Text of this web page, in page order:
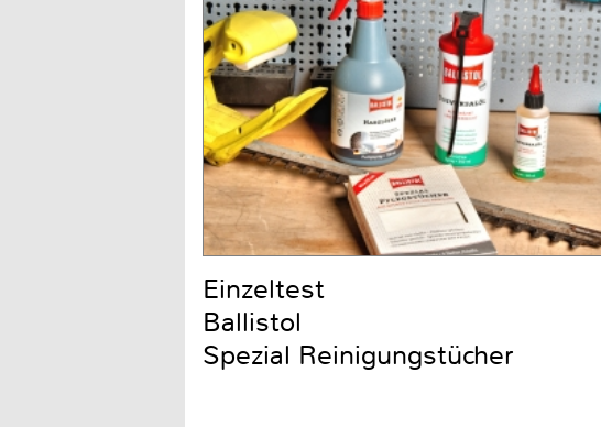
Einzeltest
Ballistol
Spezial Reinigungstücher